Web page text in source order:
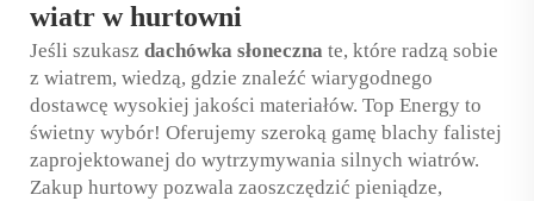
wiatr w hurtowni
Jeśli szukasz dachówka słoneczna te, które radzą sobie
z wiatrem, wiedzą, gdzie znaleźć wiarygodnego
dostawcę wysokiej jakości materiałów. Top Energy to
świetny wybór! Oferujemy szeroką gamę blachy falistej
zaprojektowanej do wytrzymywania silnych wiatrów.
Zakup hurtowy pozwala zaoszczędzić pieniądze,